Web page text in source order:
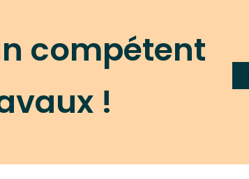
compétent
!